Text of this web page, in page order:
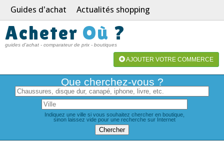
Guides d'achat Actualités shopping
Acheter Où ?
guides d'achat - comparateur de prix - boutiques
AJOUTER VOTRE COMMERCE
Que cherchez-vous ?
Indiquez une ville si vous souhaitez chercher en boutique,
sinon laissez vide pour une recherche sur Internet